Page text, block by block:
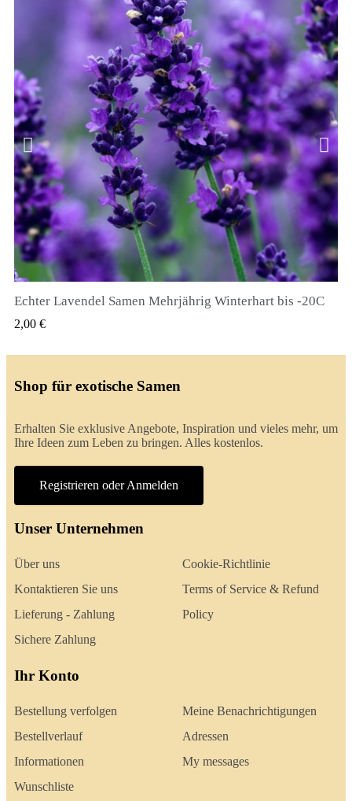
QUICK VIEW
Echter Lavendel Samen Mehrjährig Winterhart bis -20C
2,00 €
Shop für exotische Samen
Erhalten Sie exklusive Angebote, Inspiration und vieles mehr, um
Ihre Ideen zum Leben zu bringen. Alles kostenlos.
Registrieren oder Anmelden
Unser Unternehmen
Über uns
Kontaktieren Sie uns
Lieferung - Zahlung
Sichere Zahlung
Cookie-Richtlinie
Terms of Service & Refund
Policy
Ihr Konto
Bestellung verfolgen
Bestellverlauf
Informationen
Wunschliste
Meine Benachrichtigungen
Adressen
My messages